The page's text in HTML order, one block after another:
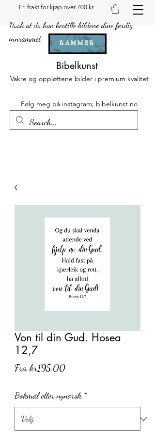
Fri frakt for kjøp over 700 kr
Husk at du kan bestille bildene dine ferdig
innrammet
RAMMER
Bibelkunst
Vakre og oppløftene bilder i premium kvalitet
Følg meg på instagram; bibelkunst.no
Von til din Gud. Hosea
12,7
Frakr195,00Salgspris
Bokmål eller nynorsk *